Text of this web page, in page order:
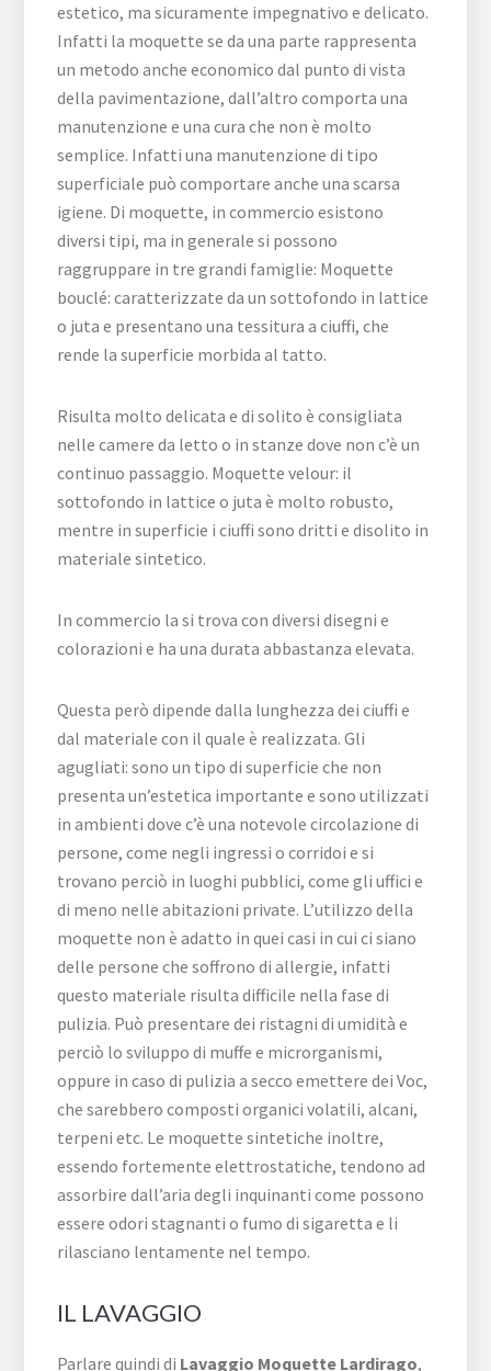
estetico, ma sicuramente impegnativo e delicato.
Infatti la moquette se da una parte rappresenta
un metodo anche economico dal punto di vista
della pavimentazione, dall’altro comporta una
manutenzione e una cura che non è molto
semplice. Infatti una manutenzione di tipo
superficiale può comportare anche una scarsa
igiene. Di moquette, in commercio esistono
diversi tipi, ma in generale si possono
raggruppare in tre grandi famiglie: Moquette
bouclé: caratterizzate da un sottofondo in lattice
o juta e presentano una tessitura a ciuffi, che
rende la superficie morbida al tatto.
Risulta molto delicata e di solito è consigliata
nelle camere da letto o in stanze dove non c’è un
continuo passaggio. Moquette velour: il
sottofondo in lattice o juta è molto robusto,
mentre in superficie i ciuffi sono dritti e disolito in
materiale sintetico.
In commercio la si trova con diversi disegni e
colorazioni e ha una durata abbastanza elevata.
Questa però dipende dalla lunghezza dei ciuffi e
dal materiale con il quale è realizzata. Gli
agugliati: sono un tipo di superficie che non
presenta un’estetica importante e sono utilizzati
in ambienti dove c’è una notevole circolazione di
persone, come negli ingressi o corridoi e si
trovano perciò in luoghi pubblici, come gli uffici e
di meno nelle abitazioni private. L’utilizzo della
moquette non è adatto in quei casi in cui ci siano
delle persone che soffrono di allergie, infatti
questo materiale risulta difficile nella fase di
pulizia. Può presentare dei ristagni di umidità e
perciò lo sviluppo di muffe e microrganismi,
oppure in caso di pulizia a secco emettere dei Voc,
che sarebbero composti organici volatili, alcani,
terpeni etc. Le moquette sintetiche inoltre,
essendo fortemente elettrostatiche, tendono ad
assorbire dall’aria degli inquinanti come possono
essere odori stagnanti o fumo di sigaretta e li
rilasciano lentamente nel tempo.
IL LAVAGGIO
Parlare quindi di Lavaggio Moquette Lardirago,